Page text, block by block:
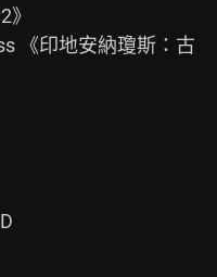
《印地安納瓊斯：古